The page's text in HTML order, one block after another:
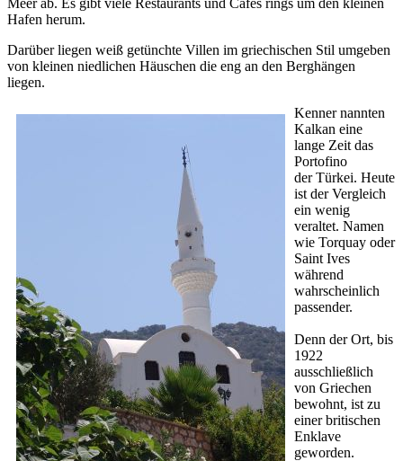
Hafen herum.
Darüber liegen weiß getünchte Villen im griechischen Stil umgeben
von kleinen niedlichen Häuschen die eng an den Berghängen
liegen.
Kenner nannten
Kalkan eine
lange Zeit das
Portofino
der Türkei. Heute
ist der Vergleich
ein wenig
veraltet. Namen
wie Torquay oder
Saint Ives
während
wahrscheinlich
passender.
Denn der Ort, bis
1922
ausschließlich
von Griechen
bewohnt, ist zu
einer britischen
Enklave
geworden.